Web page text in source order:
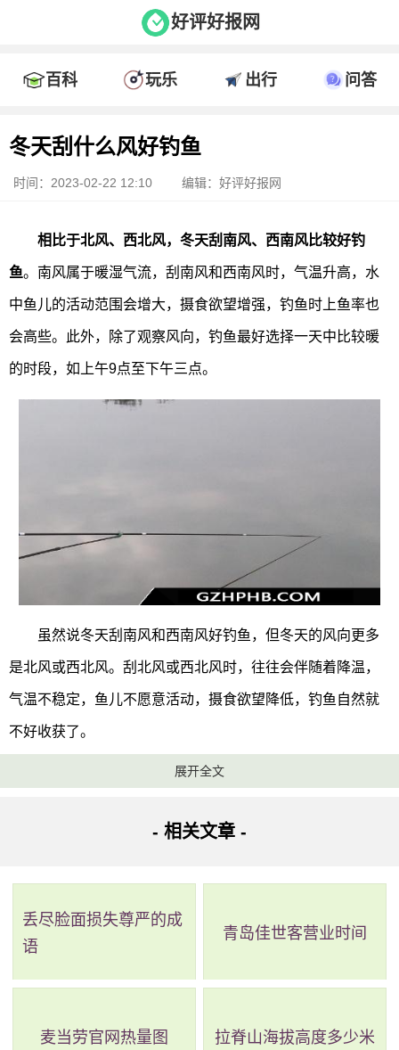
好评好报网
百科 玩乐 出行 问答
冬天刮什么风好钓鱼
时间：2023-02-22 12:10 编辑：好评好报网
相比于北风、西北风，冬天刮南风、西南风比较好钓
鱼。南风属于暖湿气流，刮南风和西南风时，气温升高，水
中鱼儿的活动范围会增大，摄食欲望增强，钓鱼时上鱼率也
会高些。此外，除了观察风向，钓鱼最好选择一天中比较暖
的时段，如上午9点至下午三点。
虽然说冬天刮南风和西南风好钓鱼，但冬天的风向更多
是北风或西北风。刮北风或西北风时，往往会伴随着降温，
气温不稳定，鱼儿不愿意活动，摄食欲望降低，钓鱼自然就
不好收获了。
展开全文
- 相关文章 -
丢尽脸面损失尊严的成
语
青岛佳世客营业时间
麦当劳官网热量图 拉脊山海拔高度多少米